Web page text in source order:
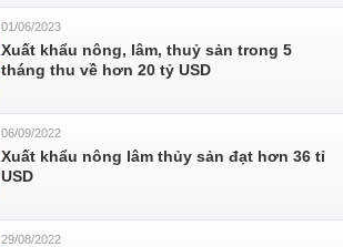
01/06/2023
Xuất khẩu nông, lâm, thuỷ sản trong 5
tháng thu về hơn 20 tỷ USD
06/09/2022
Xuất khẩu nông lâm thủy sản đạt hơn 36 tỉ
USD
29/08/2022